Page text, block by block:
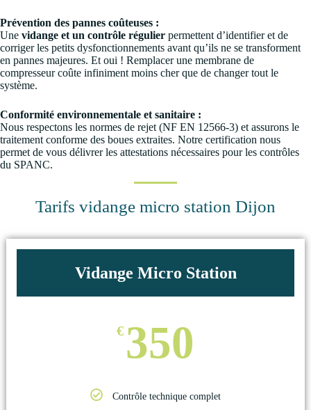
Prévention des pannes coûteuses :
Une vidange et un contrôle régulier permettent d’identifier et de
corriger les petits dysfonctionnements avant qu’ils ne se transforment
en pannes majeures. Et oui ! Remplacer une membrane de
compresseur coûte infiniment moins cher que de changer tout le
système.
Conformité environnementale et sanitaire :
Nous respectons les normes de rejet (NF EN 12566-3) et assurons le
traitement conforme des boues extraites. Notre certification nous
permet de vous délivrer les attestations nécessaires pour les contrôles
du SPANC.
Tarifs vidange micro station Dijon
Vidange Micro Station
€ 350
Contrôle technique complet